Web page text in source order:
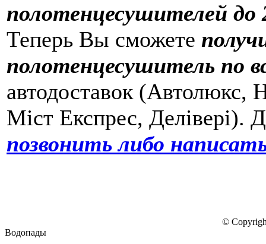
полотенцесушителей до
Теперь Вы сможете
полотенцесушитель по
автодоставок
Міст Експрес, Делівері).
позвонить либо
©
Водопады